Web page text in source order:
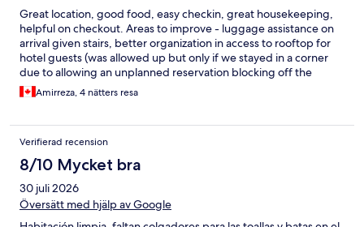
Great location, good food, easy checkin, great housekeeping,
helpful on checkout. Areas to improve - luggage assistance on
arrival given stairs, better organization in access to rooftop for
hotel guests (was allowed up but only if we stayed in a corner
due to allowing an unplanned reservation blocking off the
space)Amirreza, 4 nätters resa
Verifierad recension
8/10 Mycket bra
30 juli 2026
Översätt med hjälp av Google